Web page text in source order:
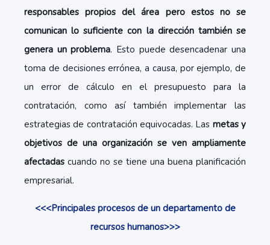
responsables propios del área pero estos no se
comunican lo suficiente con la dirección también se
genera un problema. Esto puede desencadenar una
toma de decisiones errónea, a causa, por ejemplo, de
un error de cálculo en el presupuesto para la
contratación, como así también implementar las
estrategias de contratación equivocadas. Las metas y
objetivos de una organización se ven ampliamente
afectadas cuando no se tiene una buena planificación
empresarial.
<<<Principales procesos de un departamento de
recursos humanos>>>